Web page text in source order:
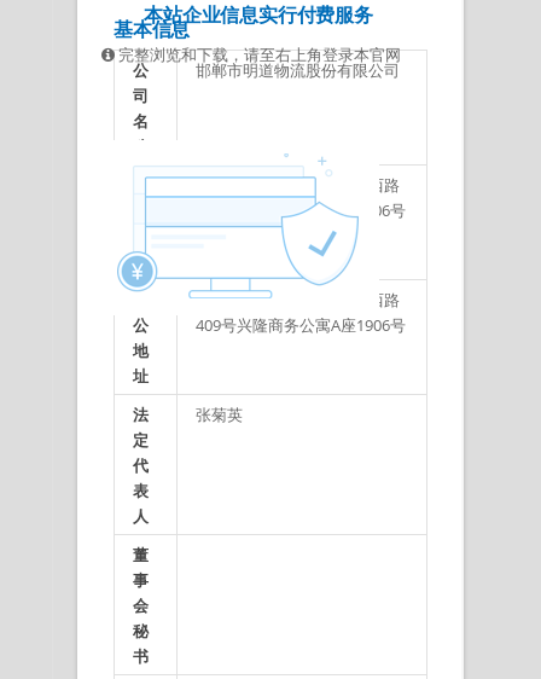
基本信息
公
司
名
称
邯郸市明道物流股份有限公司
注
地
址
河北省邯郸市复兴区人民西路
409号兴隆商务公寓A座1906号
办
公
地
址
河北省邯郸市复兴区人民西路
409号兴隆商务公寓A座1906号
法
定
代
表
人
张菊英
董
事
会
秘
书
本站企业信息实行付费服务
完整浏览和下载，请至右上角登录本官网